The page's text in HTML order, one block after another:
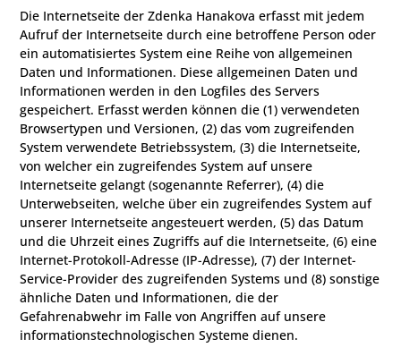
Die Internetseite der Zdenka Hanakova erfasst mit jedem
Aufruf der Internetseite durch eine betroffene Person oder
ein automatisiertes System eine Reihe von allgemeinen
Daten und Informationen. Diese allgemeinen Daten und
Informationen werden in den Logfiles des Servers
gespeichert. Erfasst werden können die (1) verwendeten
Browsertypen und Versionen, (2) das vom zugreifenden
System verwendete Betriebssystem, (3) die Internetseite,
von welcher ein zugreifendes System auf unsere
Internetseite gelangt (sogenannte Referrer), (4) die
Unterwebseiten, welche über ein zugreifendes System auf
unserer Internetseite angesteuert werden, (5) das Datum
und die Uhrzeit eines Zugriffs auf die Internetseite, (6) eine
Internet-Protokoll-Adresse (IP-Adresse), (7) der Internet-
Service-Provider des zugreifenden Systems und (8) sonstige
ähnliche Daten und Informationen, die der
Gefahrenabwehr im Falle von Angriffen auf unsere
informationstechnologischen Systeme dienen.